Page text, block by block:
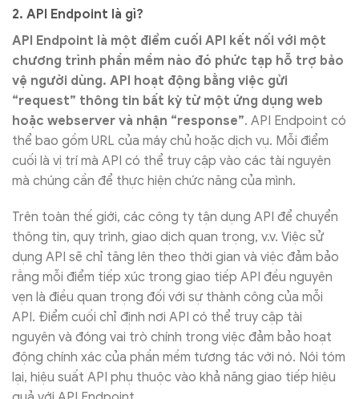
2. API Endpoint là gì?
API Endpoint là một điểm cuối API kết nối với một
chương trình phần mềm nào đó phức tạp hỗ trợ bảo
vệ người dùng. API hoạt động bằng việc gửi
“request” thông tin bất kỳ từ một ứng dụng web
hoặc webserver và nhận “response”. API Endpoint có
thể bao gồm URL của máy chủ hoặc dịch vụ. Mỗi điểm
cuối là vị trí mà API có thể truy cập vào các tài nguyên
mà chúng cần để thực hiện chức năng của mình.
Trên toàn thế giới, các công ty tận dụng API để chuyển
thông tin, quy trình, giao dịch quan trọng, v.v. Việc sử
dụng API sẽ chỉ tăng lên theo thời gian và việc đảm bảo
rằng mỗi điểm tiếp xúc trong giao tiếp API đều nguyên
vẹn là điều quan trọng đối với sự thành công của mỗi
API. Điểm cuối chỉ định nơi API có thể truy cập tài
nguyên và đóng vai trò chính trong việc đảm bảo hoạt
động chính xác của phần mềm tương tác với nó. Nói tóm
lại, hiệu suất API phụ thuộc vào khả năng giao tiếp hiệu